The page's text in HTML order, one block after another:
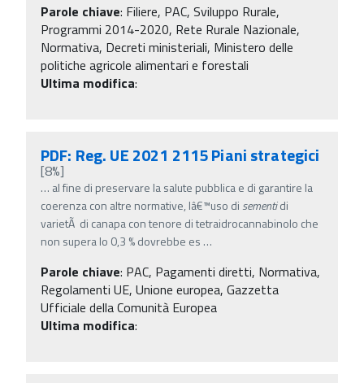
Parole chiave: Filiere, PAC, Sviluppo Rurale,
Programmi 2014-2020, Rete Rurale Nazionale,
Normativa, Decreti ministeriali, Ministero delle
politiche agricole alimentari e forestali
Ultima modifica:
PDF: Reg. UE 2021 2115 Piani strategici
[8%]
… al fine di preservare la salute pubblica e di garantire la
coerenza con altre normative, lâ€™uso di sementidi
varietÃ di canapa con tenore di tetraidrocannabinolo che
non supera lo 0,3 % dovrebbe es …
Parole chiave: PAC, Pagamenti diretti, Normativa,
Regolamenti UE, Unione europea, Gazzetta
Ufficiale della Comunità Europea
Ultima modifica: